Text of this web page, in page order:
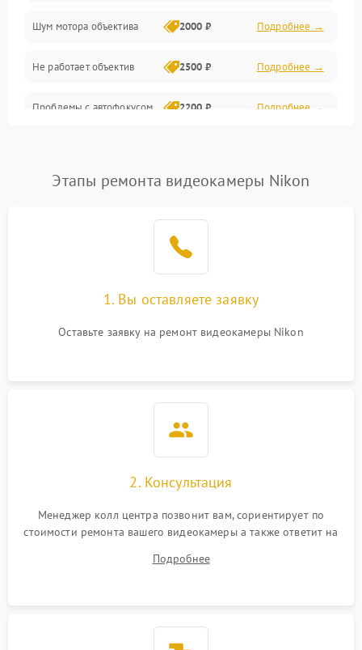
Шум мотора объектива 2000 ₽ Подробнее →
Не работает объектив 2500 ₽ Подробнее →
Проблемы с автофокусом 2200 ₽ Подробнее →
2200 ₽
Не работает стабилизация
2300 ₽ Подробнее →
Этапы ремонта видеокамеры Nikon
1. Вы оставляете заявку
Оставьте заявку на ремонт видеокамеры Nikon
2. Консультация
Менеджер колл центра позвонит вам, сориентирует по
стоимости ремонта вашего видеокамеры а также ответит на
Подробнее